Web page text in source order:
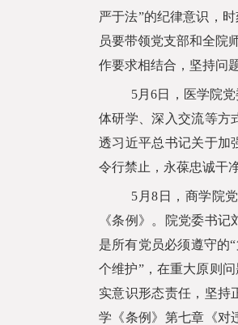
严于法”的纪律意识，
员要带领党支部和全院
作要求相结合，坚持问
5月6日，医学院
体研学、深入交流等方
透习近平总书记关于加
令行禁止，永葆忠诚干
5 月8 日，商学院
《条例》。院党委书
是所有党员必须遵守的
个维护”，在重大原则
实意识形态责任，坚持
学《条例》第七章《对